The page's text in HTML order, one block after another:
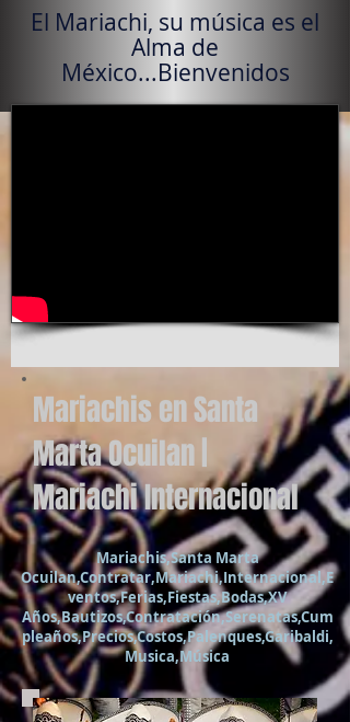
El Mariachi, su música es el
Alma de
México...Bienvenidos
Mariachis en Santa
Marta Ocuilan |
Mariachi Internacional
Mariachis,Santa Marta
Ocuilan,Contratar,Mariachi,Internacional,E
ventos,Ferias,Fiestas,Bodas,XV
Años,Bautizos,Contratación,Serenatas,Cum
pleaños,Precios,Costos,Palenques,Garibaldi,
Musica,Música